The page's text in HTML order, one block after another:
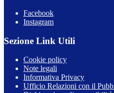
Facebook
Instagram
Sezione Link Utili
Cookie policy
Note legali
Informativa Privacy
Ufficio Relazioni con il